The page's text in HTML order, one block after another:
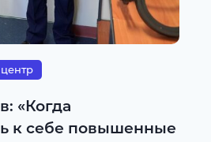
«Когда
к себе повышенные